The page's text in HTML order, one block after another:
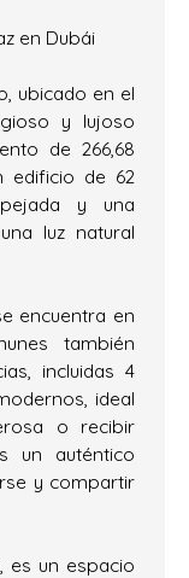
en Dubái
ubicado en el
y lujoso
de 266,68
edificio de 62
y una
luz natural
encuentra en
también
incluidas 4
ideal
o recibir
un auténtico
y compartir
es un espacio